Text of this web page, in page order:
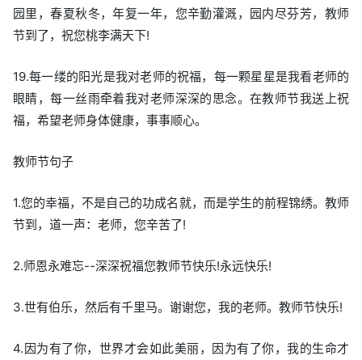
园里，春夏秋冬，年复一年，您辛勤灌溉，园内尽芬芳，教师
节到了，祝您桃李满天下!
19.每一缕的阳光是我对老师的祝福，每一颗星星是我看老师的
眼睛，每一丝雨牵着我对老师深深的思念。在教师节我送上祝
福，希望老师身体健康，事事顺心。
教师节句子
1.您的幸福，不是自己的功成名就，而是学生的前程锦绣。教师
节到，道一声：老师，您辛苦了!
2.师恩永难忘--深深祝福您教师节快乐!永远快乐!
3.世有伯乐，然后有千里马。谢谢您，我的老师。教师节快乐!
4.因为有了你，世界才会如此美丽，因为有了你，我的生命才